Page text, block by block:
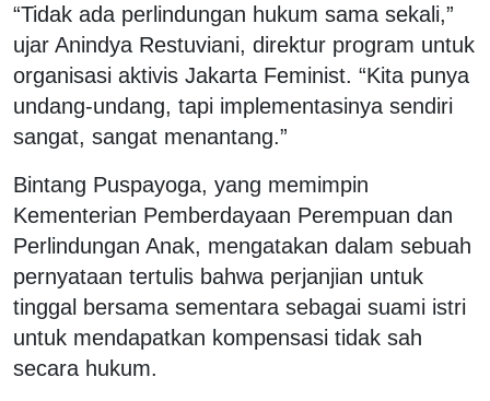
“Tidak ada perlindungan hukum sama sekali,”
ujar Anindya Restuviani, direktur program untuk
organisasi aktivis Jakarta Feminist. “Kita punya
undang-undang, tapi implementasinya sendiri
sangat, sangat menantang.”
Bintang Puspayoga, yang memimpin
Kementerian Pemberdayaan Perempuan dan
Perlindungan Anak, mengatakan dalam sebuah
pernyataan tertulis bahwa perjanjian untuk
tinggal bersama sementara sebagai suami istri
untuk mendapatkan kompensasi tidak sah
secara hukum.